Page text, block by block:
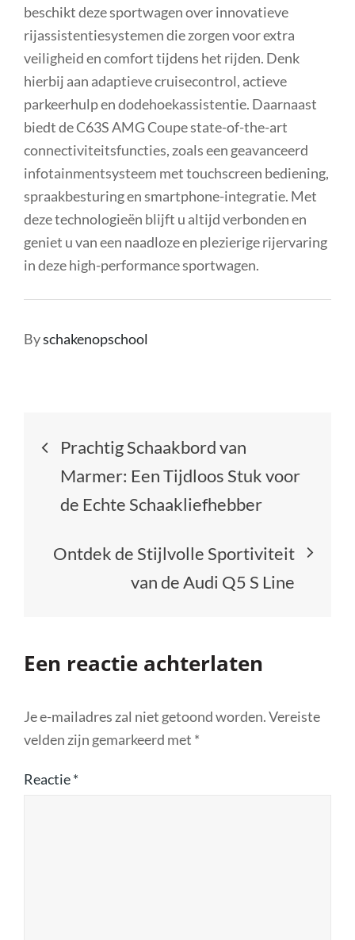
beschikt deze sportwagen over innovatieve
rijassistentiesystemen die zorgen voor extra
veiligheid en comfort tijdens het rijden. Denk
hierbij aan adaptieve cruisecontrol, actieve
parkeerhulp en dodehoekassistentie. Daarnaast
biedt de C63S AMG Coupe state-of-the-art
connectiviteitsfuncties, zoals een geavanceerd
infotainmentsysteem met touchscreen bediening,
spraakbesturing en smartphone-integratie. Met
deze technologieën blijft u altijd verbonden en
geniet u van een naadloze en plezierige rijervaring
in deze high-performance sportwagen.
Byschakenopschool
Berichtnavigatie
Prachtig Schaakbord van
Marmer: Een Tijdloos Stuk voor
de Echte Schaakliefhebber
Ontdek de Stijlvolle Sportiviteit
van de Audi Q5 S Line
Een reactie achterlaten
Je e-mailadres zal niet getoond worden.Vereiste
velden zijn gemarkeerd met *
Reactie*